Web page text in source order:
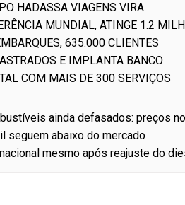
HADASSA VIAGENS VIRA
MUNDIAL, ATINGE 1.2
635.000 CLIENTES
E IMPLANTA BANCO
COM MAIS DE 300 SERVIÇOS
ainda defasados: preços no
seguem abaixo do mercado
mesmo após reajuste do